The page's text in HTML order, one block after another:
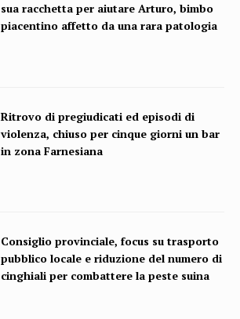
sua racchetta per aiutare Arturo, bimbo
piacentino affetto da una rara patologia
Ritrovo di pregiudicati ed episodi di
violenza, chiuso per cinque giorni un bar
in zona Farnesiana
Consiglio provinciale, focus su trasporto
pubblico locale e riduzione del numero di
cinghiali per combattere la peste suina